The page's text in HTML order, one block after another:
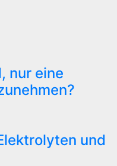
nur eine
und